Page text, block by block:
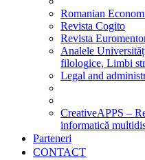
Romanian
Revista Cogito
Revista
Analele
filologice, Limbi
Legal and
CreativeAPPS –
informatică
Parteneri
CONTACT